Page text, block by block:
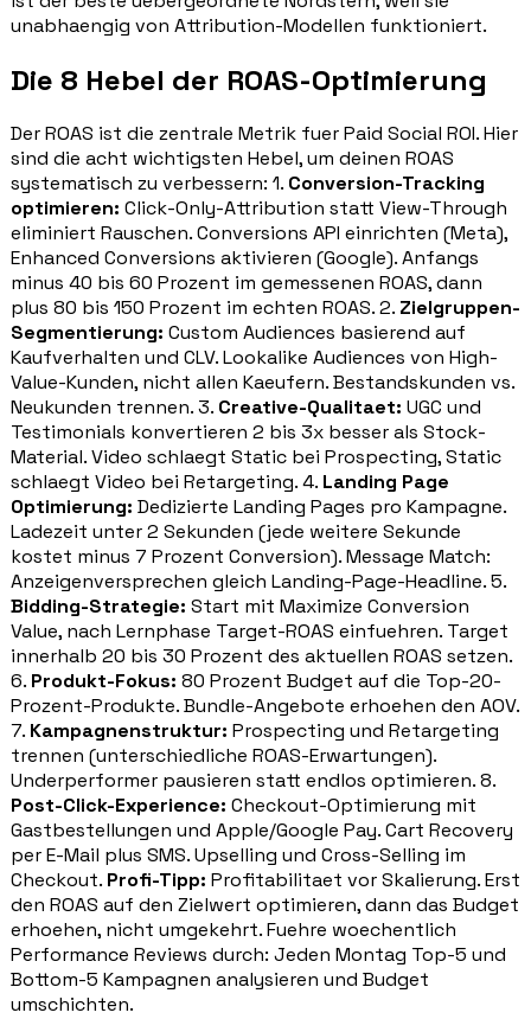
unabhaengig von Attribution-Modellen funktioniert.
Die 8 Hebel der ROAS-Optimierung
Der ROAS ist die zentrale Metrik fuer Paid Social ROI. Hier
sind die acht wichtigsten Hebel, um deinen ROAS
systematisch zu verbessern: 1. Conversion-Tracking
optimieren: Click-Only-Attribution statt View-Through
eliminiert Rauschen. Conversions API einrichten (Meta),
Enhanced Conversions aktivieren (Google). Anfangs
minus 40 bis 60 Prozent im gemessenen ROAS, dann
plus 80 bis 150 Prozent im echten ROAS. 2. Zielgruppen-
Segmentierung: Custom Audiences basierend auf
Kaufverhalten und CLV. Lookalike Audiences von High-
Value-Kunden, nicht allen Kaeufern. Bestandskunden vs.
Neukunden trennen. 3. Creative-Qualitaet: UGC und
Testimonials konvertieren 2 bis 3x besser als Stock-
Material. Video schlaegt Static bei Prospecting, Static
schlaegt Video bei Retargeting. 4. Landing Page
Optimierung: Dedizierte Landing Pages pro Kampagne.
Ladezeit unter 2 Sekunden (jede weitere Sekunde
kostet minus 7 Prozent Conversion). Message Match:
Anzeigenversprechen gleich Landing-Page-Headline. 5.
Bidding-Strategie: Start mit Maximize Conversion
Value, nach Lernphase Target-ROAS einfuehren. Target
innerhalb 20 bis 30 Prozent des aktuellen ROAS setzen.
6. Produkt-Fokus: 80 Prozent Budget auf die Top-20-
Prozent-Produkte. Bundle-Angebote erhoehen den AOV.
7. Kampagnenstruktur: Prospecting und Retargeting
trennen (unterschiedliche ROAS-Erwartungen).
Underperformer pausieren statt endlos optimieren. 8.
Post-Click-Experience: Checkout-Optimierung mit
Gastbestellungen und Apple/Google Pay. Cart Recovery
per E-Mail plus SMS. Upselling und Cross-Selling im
Checkout. Profi-Tipp: Profitabilitaet vor Skalierung. Erst
den ROAS auf den Zielwert optimieren, dann das Budget
erhoehen, nicht umgekehrt. Fuehre woechentlich
Performance Reviews durch: Jeden Montag Top-5 und
Bottom-5 Kampagnen analysieren und Budget
umschichten.